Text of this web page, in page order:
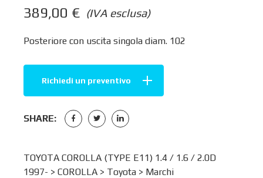
(IVA esclusa)
389,00 €
Posteriore con uscita singola diam. 102
Richiedi un preventivo
SHARE:
TOYOTA COROLLA (TYPE E11) 1.4 / 1.6 / 2.0D
1997- > COROLLA > Toyota > Marchi